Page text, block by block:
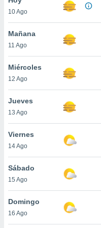
y
en
más
de
cookies
10 Ago
Mañana
11 Ago
Miércoles
12 Ago
Jueves
13 Ago
Viernes
14 Ago
Sábado
15 Ago
Domingo
16 Ago